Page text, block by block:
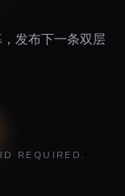
发布下一条双层
REQUIRED.